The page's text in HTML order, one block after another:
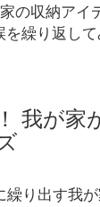
の収納アイ
繰り返して
我が家
繰り出す我